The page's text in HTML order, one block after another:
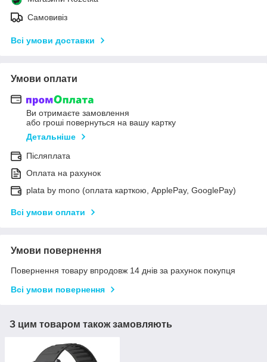
Самовивіз
Всі умови доставки
Умови оплати
Ви отримаєте замовлення
або гроші повернуться на вашу картку
Детальніше
Післяплата
Оплата на рахунок
plata by mono (оплата карткою, ApplePay, GooglePay)
Всі умови оплати
Умови повернення
Повернення товару впродовж 14 днів за рахунок покупця
Всі умови повернення
З цим товаром також замовляють